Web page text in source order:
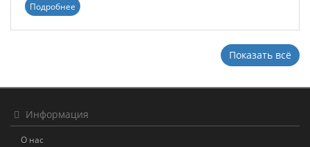
Подробнее
Показать всё
Информация
О нас